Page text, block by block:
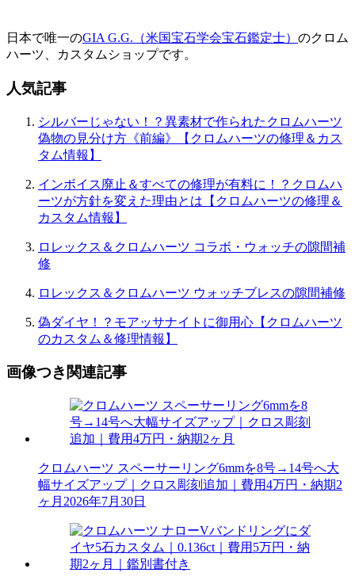
日本で唯一のGIA G.G.（米国宝石学会宝石鑑定士） のクロム
ハーツ、カスタムショップです。
人気記事
シルバーじゃない！？異素材で作られたクロムハーツ
偽物の見分け方《前編》【クロムハーツの修理＆カス
タム情報】
インボイス廃止＆すべての修理が有料に！？クロムハ
ーツが方針を変えた理由とは【クロムハーツの修理＆
カスタム情報】
ロレックス＆クロムハーツ コラボ・ウォッチの隙間補
修
ロレックス＆クロムハーツ ウォッチブレスの隙間補修
偽ダイヤ！？モアッサナイトに御用心【クロムハーツ
のカスタム＆修理情報】
画像つき関連記事
クロムハーツ スペーサーリング6mmを8号→14号へ大
幅サイズアップ｜クロス彫刻追加｜費用4万円・納期2
ヶ月 2026年7月30日